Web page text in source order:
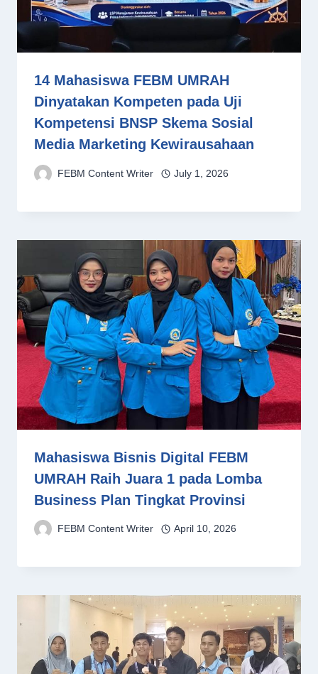
14 Mahasiswa FEBM UMRAH
Dinyatakan Kompeten pada Uji
Kompetensi BNSP Skema Sosial
Media Marketing Kewirausahaan
FEBM Content Writer July 1, 2026
Mahasiswa Bisnis Digital FEBM
UMRAH Raih Juara 1 pada Lomba
Business Plan Tingkat Provinsi
FEBM Content Writer April 10, 2026